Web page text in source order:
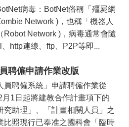
病毒：BotNet俗稱「殭屍網
Network )，也稱「機器人
Robot Network )，病毒通常會隨
http連線、ftp、P2P等即...
聘僱申請作業改版
員聘僱系統」申請聘僱作業從
月1日起將建教合作計畫項下的
究助理」、「計畫相關人員」之
比照現行已奉准之國科會「臨時